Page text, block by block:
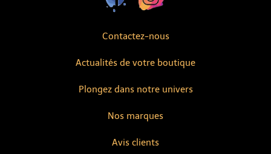
Contactez-nous
Actualités de votre boutique
Avis clients
Nos marques
Plongez dans notre univers